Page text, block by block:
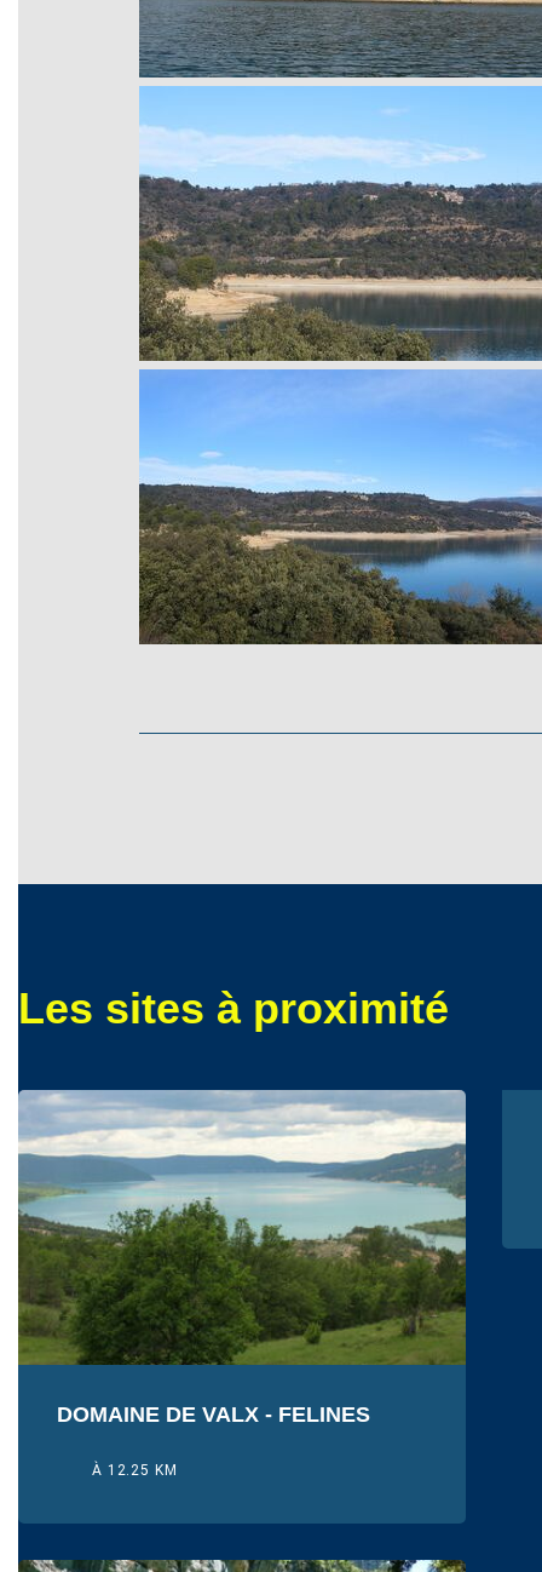
Les sites à proximité
DOMAINE DE VALX - FELINES
À 12.25 KM